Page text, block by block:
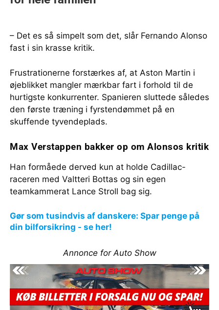
– Det es så simpelt som det, slår Fernando Alonso
fast i sin krasse kritik.
Frustrationerne forstærkes af, at Aston Martin i
øjeblikket mangler mærkbar fart i forhold til de
hurtigste konkurrenter. Spanieren sluttede således
den første træning i fyrstendømmet på en
skuffende tyvendeplads.
Max Verstappen bakker op om Alonsos kritik
Han formåede derved kun at holde Cadillac-
raceren med Valtteri Bottas og sin egen
teamkammerat Lance Stroll bag sig.
Gør som tusindvis af danskere: Spar penge på
din bilforsikring - se her!
Annonce for Auto Show